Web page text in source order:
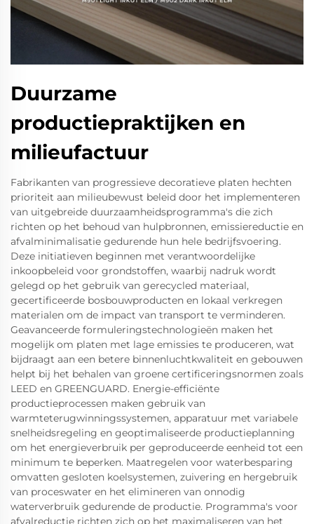
Duurzame
productiepraktijken en
milieufactuur
Fabrikanten van progressieve decoratieve platen hechten
prioriteit aan milieubewust beleid door het implementeren
van uitgebreide duurzaamheidsprogramma's die zich
richten op het behoud van hulpbronnen, emissiereductie en
afvalminimalisatie gedurende hun hele bedrijfsvoering.
Deze initiatieven beginnen met verantwoordelijke
inkoopbeleid voor grondstoffen, waarbij nadruk wordt
gelegd op het gebruik van gerecycled materiaal,
gecertificeerde bosbouwproducten en lokaal verkregen
materialen om de impact van transport te verminderen.
Geavanceerde formuleringstechnologieën maken het
mogelijk om platen met lage emissies te produceren, wat
bijdraagt aan een betere binnenluchtkwaliteit en gebouwen
helpt bij het behalen van groene certificeringsnormen zoals
LEED en GREENGUARD. Energie-efficiënte
productieprocessen maken gebruik van
warmteterugwinningssystemen, apparatuur met variabele
snelheidsregeling en geoptimaliseerde productieplanning
om het energieverbruik per geproduceerde eenheid tot een
minimum te beperken. Maatregelen voor waterbesparing
omvatten gesloten koelsystemen, zuivering en hergebruik
van proceswater en het elimineren van onnodig
waterverbruik gedurende de productie. Programma's voor
afvalreductie richten zich op het maximaliseren van het